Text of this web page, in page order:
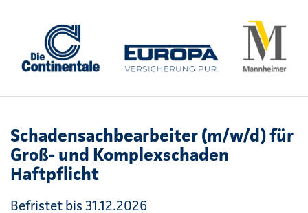
Schadensachbearbeiter (m/w/d) für
Groß- und Komplexschaden
Haftpflicht
Befristet bis 31.12.2026